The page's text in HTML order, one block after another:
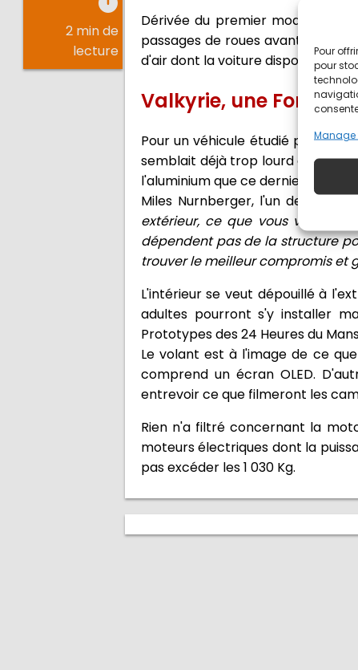
Pour
pour
Manage
2 min de
lecture
Dérivée du premier modèle,
passages de roues avant. Adrian
d'air dont la voiture dispose
Valkyrie, une Formule
Pour un véhicule étudié pour la
semblait déjà trop lourd et un
l'aluminium que ce dernier fut
Miles Nurnberger, l'un des
extérieur, ce que vous voyez
dépendent pas de la structure
trouver le meilleur compromis et
L'intérieur se veut dépouillé à
adultes pourront s'y installer
Prototypes des 24 Heures du
Le volant est à l'image de ce
comprend un écran OLED.
entrevoir ce que filmeront les
Rien n'a filtré concernant la
moteurs électriques dont la
pas excéder les 1 030 Kg.